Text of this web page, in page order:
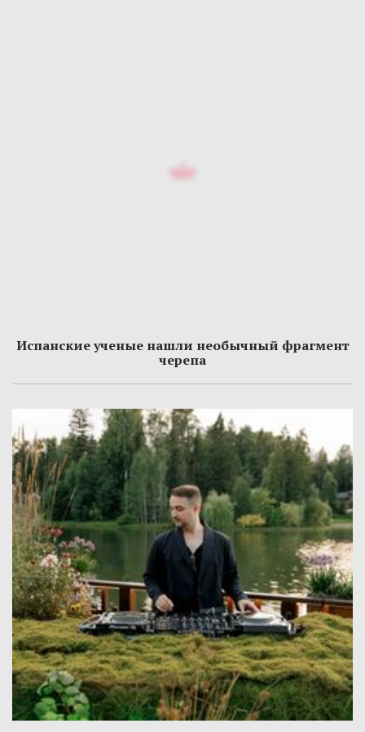
Испанские ученые нашли необычный фрагмент
черепа